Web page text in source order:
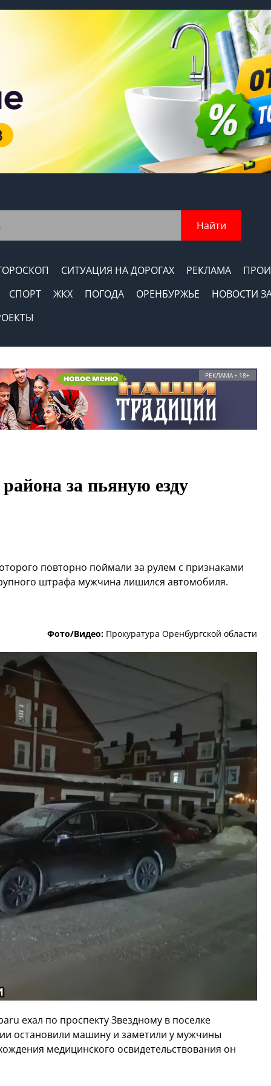
Найти
СИТУАЦИЯ НА ДОРОГАХ РЕКЛАМА
СПОРТ
ЖКХ ПОГОДА ОРЕНБУРЖЬЕ
НОВОСТИ
РЕКЛАМА • 18+
за пьяную езду
повторно поймали за рулем с признаками
штрафа мужчина лишился автомобиля.
Фото/Видео: Прокуратура Оренбургской области
ехал по проспекту Звездному в поселке
остановили машину и заметили у мужчины
медицинского освидетельствования он